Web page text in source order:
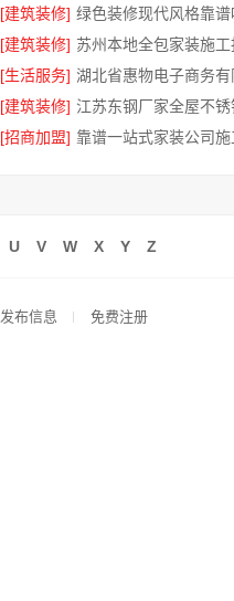
[建筑装修]
[建筑装修]
[生活服务]
[建筑装修]
[招商加盟]
U V W X Y Z
发布信息 免费注册